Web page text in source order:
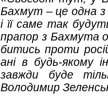
Бахмут – це одна з
і її саме так
прапор з Бахмута
битись проти
ані в будь-якому
завжди буде
Володимир